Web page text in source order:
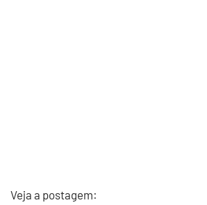
Veja a postagem: